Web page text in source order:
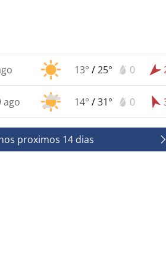
13° /25° 0
ago 14° /31° 0
proximos 14 dias